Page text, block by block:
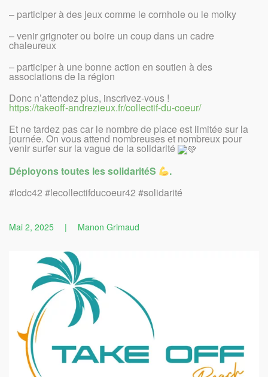
– participer à des jeux comme le cornhole ou le molky
– venir grignoter ou boire un coup dans un cadre
chaleureux
– participer à une bonne action en soutien à des
associations de la région
Donc n’attendez plus, inscrivez-vous !
https://takeoff-andrezieux.fr/collectif-du-coeur/
Et ne tardez pas car le nombre de place est limitée sur la
journée. On vous attend nombreuses et nombreux pour
venir surfer sur la vague de la solidarité
Déployons toutes les solidaritéS
.
#lcdc42 #lecollectifducoeur42 #solidarité
Mai 2, 2025 | Manon Grimaud